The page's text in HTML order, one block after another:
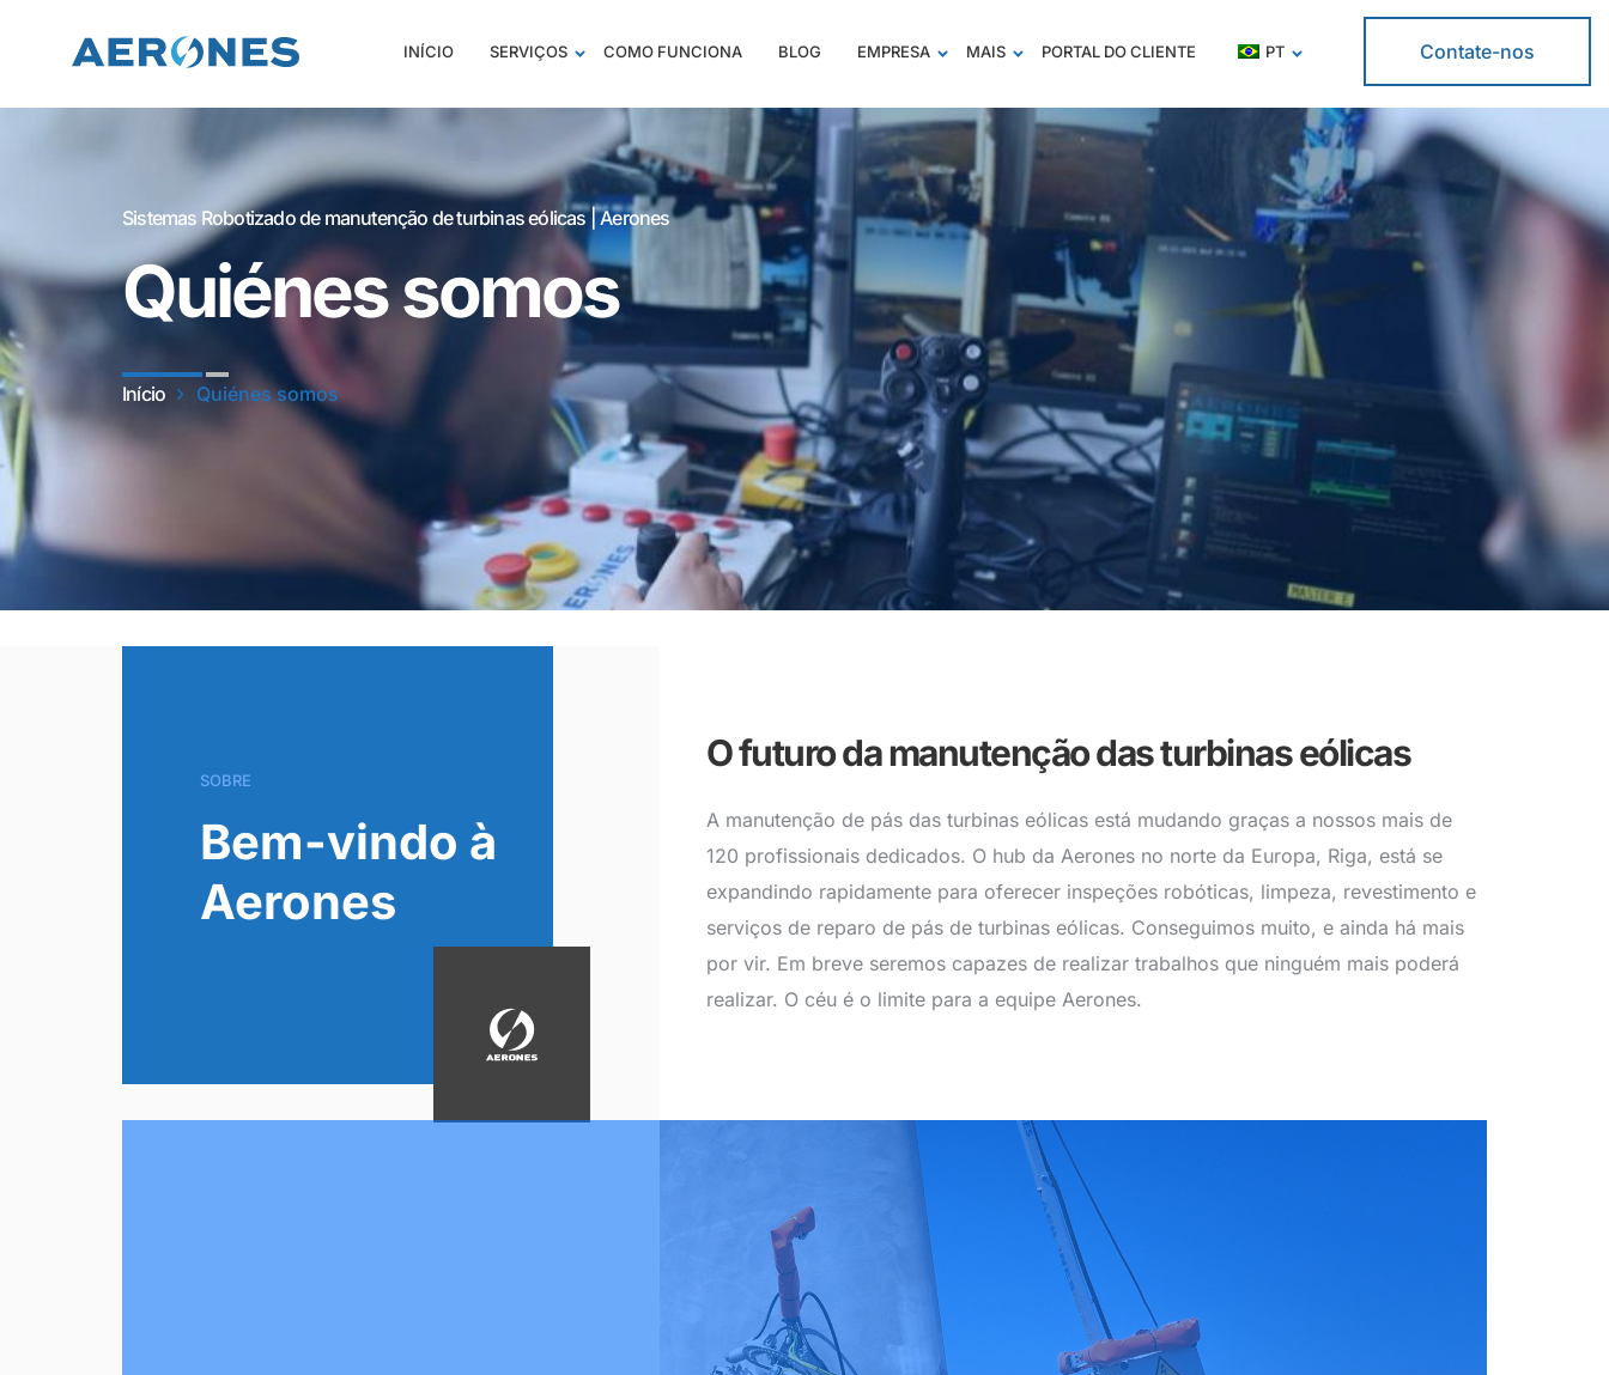
INÍCIO SERVIÇOS COMO FUNCIONA BLOG EMPRESA MAIS PORTAL DO CLIENTE PT Contate-nos
Sistemas Robotizado de manutenção de turbinas eólicas | Aerones
Quiénes somos
Início Quiénes somos
SOBRE
Bem-vindo à
Aerones
O futuro da manutenção das turbinas eólicas
A manutenção de pás das turbinas eólicas está mudando graças a nossos mais de
120 profissionais dedicados. O hub da Aerones no norte da Europa, Riga, está se
expandindo rapidamente para oferecer inspeções robóticas, limpeza, revestimento e
serviços de reparo de pás de turbinas eólicas. Conseguimos muito, e ainda há mais
por vir. Em breve seremos capazes de realizar trabalhos que ninguém mais poderá
realizar. O céu é o limite para a equipe Aerones.